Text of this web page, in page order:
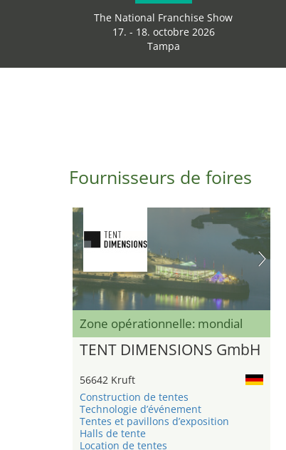
The National Franchise Show
17. - 18. octobre 2026
Tampa
Fournisseurs de foires
Zone opérationnelle: mondial
TENT DIMENSIONS GmbH
56642 Kruft
Construction de tentes
Technologie d’événement
Tentes et pavillons d’exposition
Halls de tente
Location de tentes